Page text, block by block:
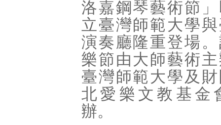
洛嘉鋼琴藝術節
立臺灣師範大學
演奏廳隆重登場
樂節由大師藝術
臺灣師範大學及
北愛樂文教基金
辦。